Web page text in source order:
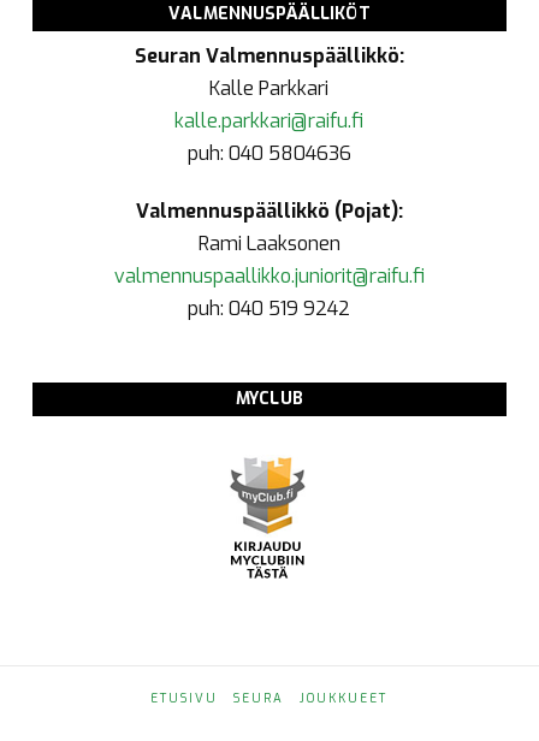
VALMENNUSPÄÄLLIKÖT
Seuran Valmennuspäällikkö:
Kalle Parkkari
kalle.parkkari@raifu.fi
puh: 040 5804636
Valmennuspäällikkö (Pojat):
Rami Laaksonen
valmennuspaallikko.juniorit@raifu.fi
puh: 040 519 9242
MYCLUB
ETUSIVU SEURA JOUKKUEET